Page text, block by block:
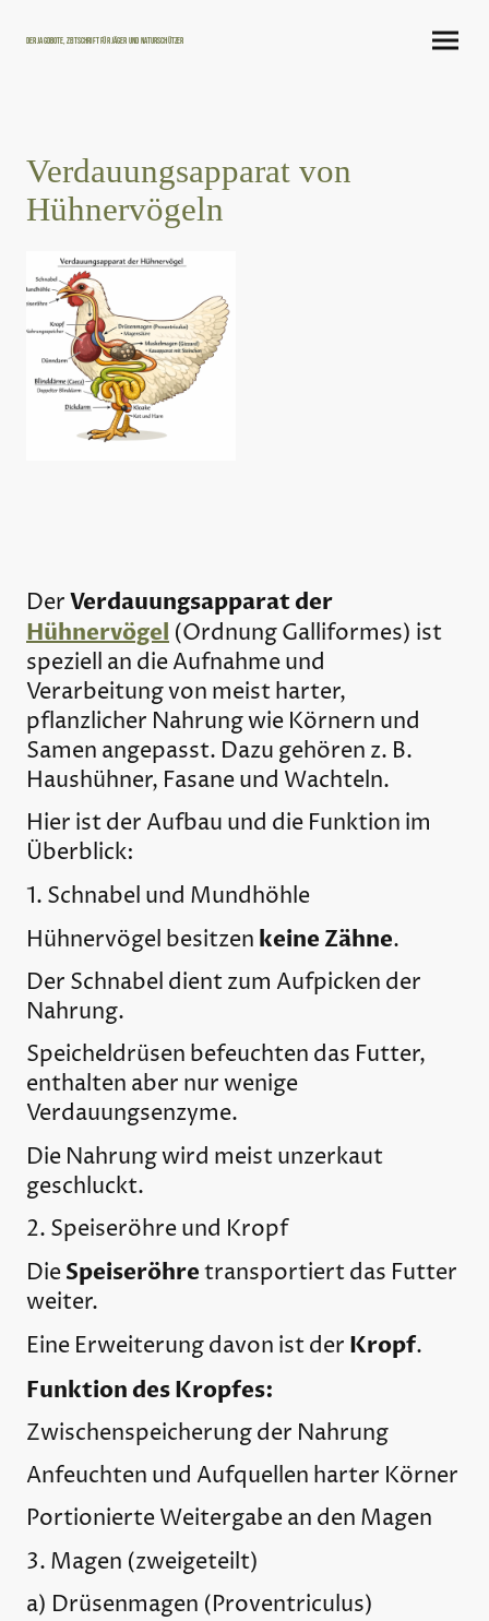
Der Jagdbote, Zeitschrift für Jäger und Naturschützer
Verdauungsapparat von
Hühnervögeln
DerVerdauungsapparat der
Hühnervögel (OrdnungGalliformes) ist
speziell an die Aufnahme und
Verarbeitung von meist harter,
pflanzlicher Nahrung wie Körnern und
Samen angepasst. Dazu gehören z. B.
Haushühner, Fasane und Wachteln.
Hier ist der Aufbau und die Funktion im
Überblick:
1. Schnabel und Mundhöhle
Hühnervögel besitzen keine Zähne.
Der Schnabel dient zum Aufpicken der
Nahrung.
Speicheldrüsen befeuchten das Futter,
enthalten aber nur wenige
Verdauungsenzyme.
Die Nahrung wird meist unzerkaut
geschluckt.
2. Speiseröhre und Kropf
DieSpeiseröhretransportiert das Futter
weiter.
Eine Erweiterung davon ist der Kropf.
Funktion des Kropfes:
Zwischenspeicherung der Nahrung
Anfeuchten und Aufquellen harter Körner
Portionierte Weitergabe an den Magen
3. Magen (zweigeteilt)
a) Drüsenmagen (Proventriculus)